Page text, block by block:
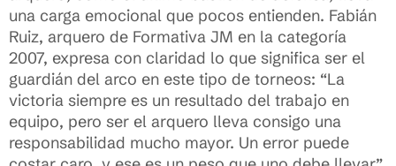
una carga emocional que pocos entienden. Fabián
Ruiz, arquero de Formativa JM en la categoría
2007, expresa con claridad lo que significa ser el
guardián del arco en este tipo de torneos: “La
victoria siempre es un resultado del trabajo en
equipo, pero ser el arquero lleva consigo una
responsabilidad mucho mayor. Un error puede